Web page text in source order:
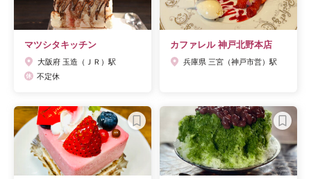
マツシタキッチン
大阪府 玉造（ＪＲ）駅
不定休
カファレル 神戸北野本店
兵庫県 三宮（神戸市営）駅